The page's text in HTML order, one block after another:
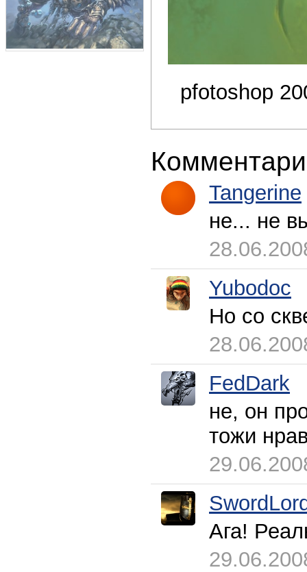
pfotoshop
Tangerine
не... не
Yubodoc
Но со
FedDark
не, он
тожи
Ага!